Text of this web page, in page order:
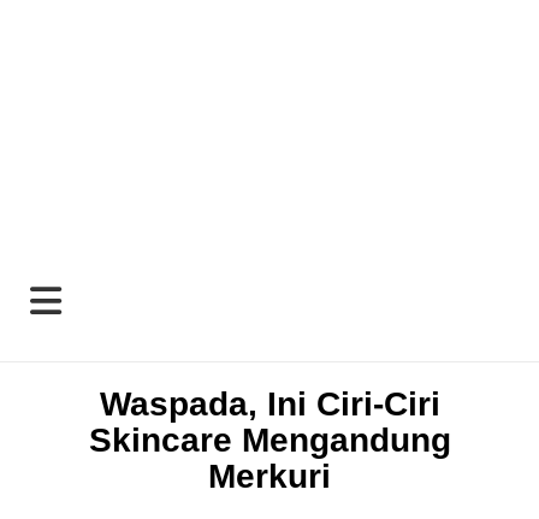
Waspada, Ini Ciri-Ciri
Skincare Mengandung
Merkuri